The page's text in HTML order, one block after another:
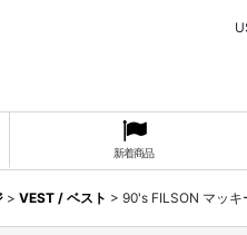
新着商品
> VEST / ベスト > 90's FILSON マッキ